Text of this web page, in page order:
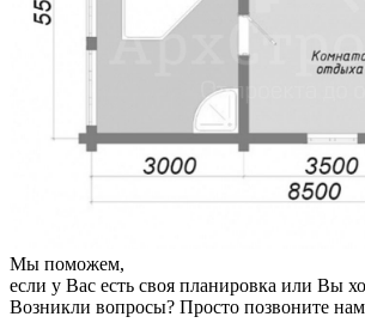
Мы поможем,
если у Вас есть своя планировка или Вы
Возникли вопросы? Просто позвоните